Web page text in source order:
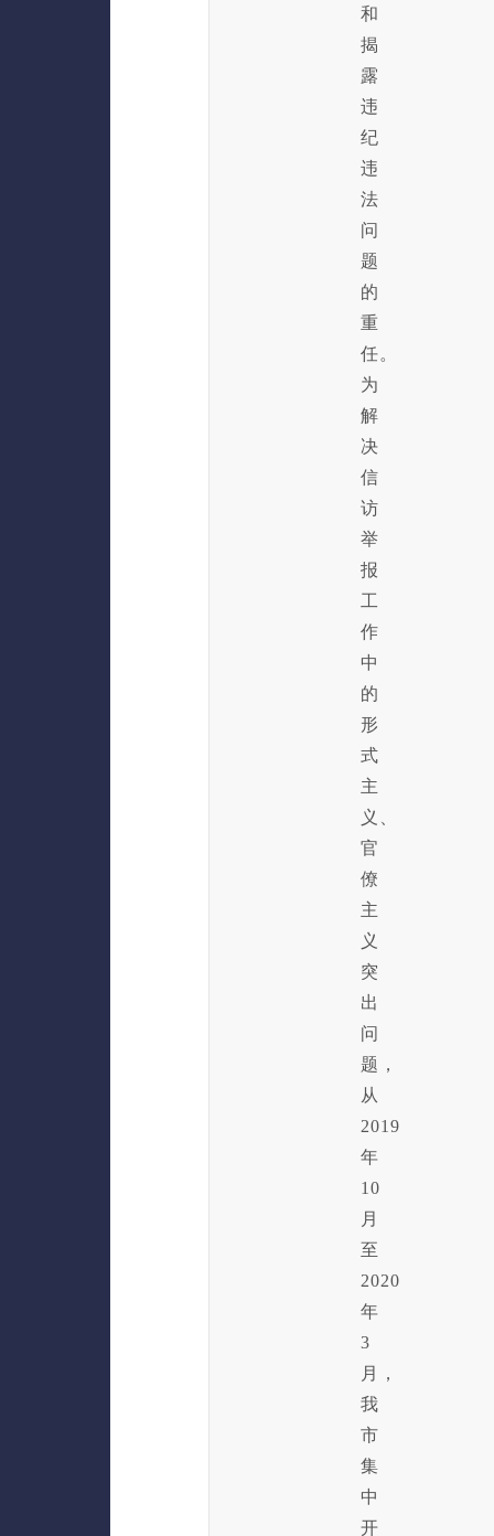
和
揭
露
违
纪
违
法
问
题
的
重
任。
为
解
决
信
访
举
报
工
作
中
的
形
式
主
义、
官
僚
主
义
突
出
问
题，
从
2019
年
10
月
至
2020
年
3
月，
我
市
集
中
开